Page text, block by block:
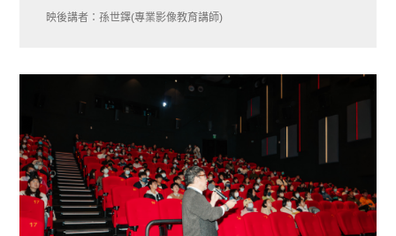
映後講者：孫世鐸(專業影像教育講師)